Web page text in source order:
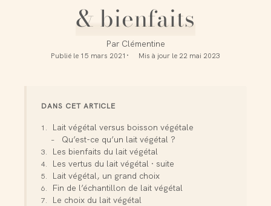
& bienfaits
Par Clémentine
Publié le 15 mars 2021 Mis à jour le 22 mai 2023
DANS CET ARTICLE
Lait végétal versus boisson végétale
Qu’est-ce qu’un lait végétal ?
Les bienfaits du lait végétal
Les vertus du lait végétal · suite
Lait végétal, un grand choix
Fin de l’échantillon de lait végétal
Le choix du lait végétal